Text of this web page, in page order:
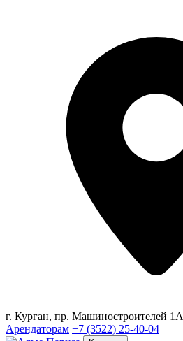
г. Курган, пр. Машиностроителей 1А
Арендаторам +7 (3522) 25-40-04